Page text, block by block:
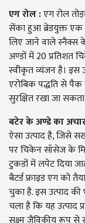
एग रोल:एग रोल
सेंका हुआ ब्रेडयुक्त एक
लिए जाने वाले स्नैक्स
अण्डों में 20 प्रतिशत
स्वीकृत व्यंजन है। इस
एरोबिक पद्धति से
सुरक्षित रखा जा
बटेर के अण्डे का
ऐसा उत्पाद है, जिसे
पर चिकेन सॉसेज के
टुकडों में लपेट दिया
बैटर्ड फ्राइड एग को
चुका है. इस उत्पाद
चला है कि यह उत्पाद